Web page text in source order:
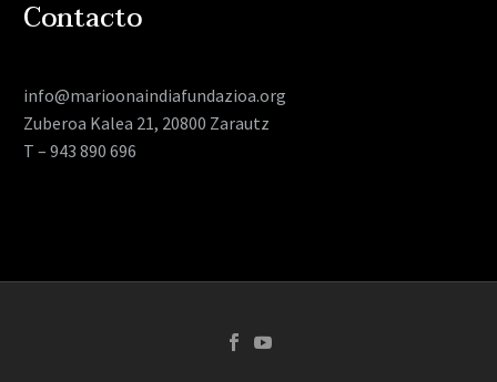
Contacto
info@marioonaindiafundazioa.org
Zuberoa Kalea 21, 20800 Zarautz
T – 943 890 696